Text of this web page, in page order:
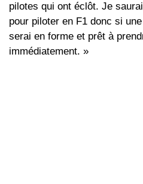
pilotes qui ont éclôt. Je
pour piloter en F1 donc si
serai en forme et prêt à
immédiatement. »